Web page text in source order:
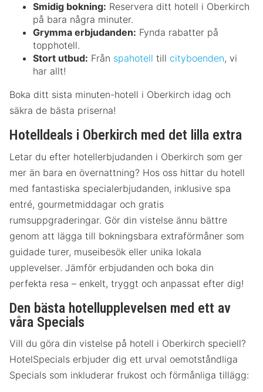
Smidig bokning: Reservera ditt hotell i Oberkirch
på bara några minuter.
Grymma erbjudanden: Fynda rabatter på
topphotell.
Stort utbud: Från spahotell till cityboenden, vi
har allt!
Boka ditt sista minuten-hotell i Oberkirch idag och
säkra de bästa priserna!
Hotelldeals i Oberkirch med det lilla extra
Letar du efter hotellerbjudanden i Oberkirch som ger
mer än bara en övernattning? Hos oss hittar du hotell
med fantastiska specialerbjudanden, inklusive spa
entré, gourmetmiddagar och gratis
rumsuppgraderingar. Gör din vistelse ännu bättre
genom att lägga till bokningsbara extraförmåner som
guidade turer, museibesök eller unika lokala
upplevelser. Jämför erbjudanden och boka din
perfekta resa – enkelt, tryggt och anpassat efter dig!
Den bästa hotellupplevelsen med ett av
våra Specials
Vill du göra din vistelse på hotell i Oberkirch speciell?
HotelSpecials erbjuder dig ett urval oemotståndliga
Specials som inkluderar frukost och förmånliga tillägg: